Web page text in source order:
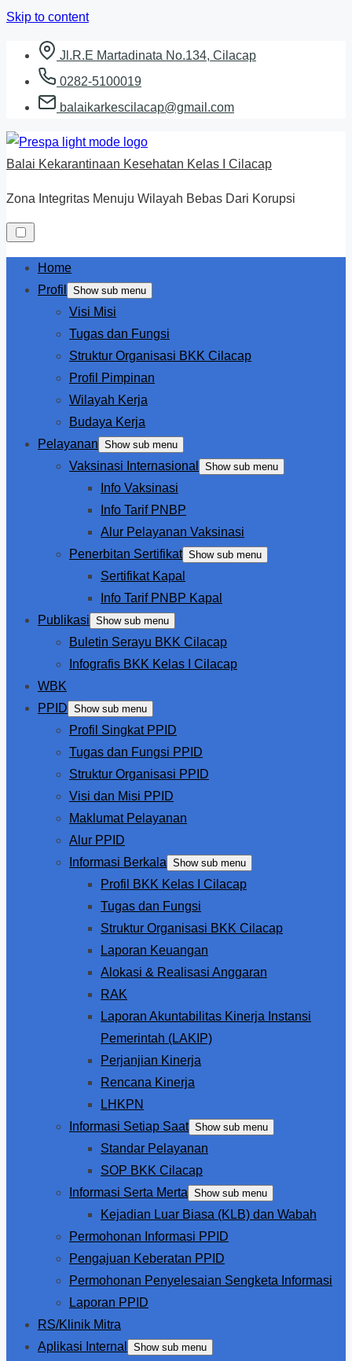
Skip to content
Jl.R.E Martadinata No.134, Cilacap
0282-5100019
balaikarkescilacap@gmail.com
Balai Kekarantinaan Kesehatan Kelas I Cilacap
Zona Integritas Menuju Wilayah Bebas Dari Korupsi
Home
Profil
Show sub menu
Visi Misi
Tugas dan Fungsi
Struktur Organisasi BKK Cilacap
Profil Pimpinan
Wilayah Kerja
Budaya Kerja
Pelayanan Show sub menu
Vaksinasi Internasional Show sub menu
Info Vaksinasi
Info Tarif PNBP
Alur Pelayanan Vaksinasi
Penerbitan Sertifikat Show sub menu
Sertifikat Kapal
Info Tarif PNBP Kapal
Publikasi Show sub menu
Buletin Serayu BKK Cilacap
Infografis BKK Kelas I Cilacap
WBK
PPID Show sub menu
Profil Singkat PPID
Tugas dan Fungsi PPID
Struktur Organisasi PPID
Visi dan Misi PPID
Maklumat Pelayanan
Alur PPID
Informasi Berkala Show sub menu
Profil BKK Kelas I Cilacap
Tugas dan Fungsi
Struktur Organisasi BKK Cilacap
Laporan Keuangan
Alokasi & Realisasi Anggaran
RAK
Laporan Akuntabilitas Kinerja Instansi
Pemerintah (LAKIP)
Perjanjian Kinerja
Rencana Kinerja
LHKPN
Informasi Setiap Saat Show sub menu
Standar Pelayanan
SOP BKK Cilacap
Informasi Serta Merta Show sub menu
Kejadian Luar Biasa (KLB) dan Wabah
Permohonan Informasi PPID
Pengajuan Keberatan PPID
Permohonan Penyelesaian Sengketa Informasi
Laporan PPID
RS/Klinik Mitra
Aplikasi Internal
Show sub menu